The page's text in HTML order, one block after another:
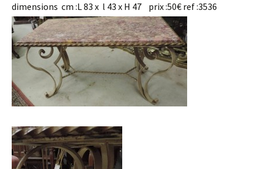
dimensions cm :L 83 x l 43 x H 47 prix :50€ ref :3536